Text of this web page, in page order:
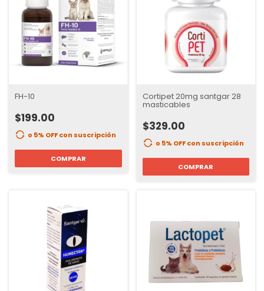
FH-10
$199.00
o 5% OFFcon suscripción
COMPRAR
Cortipet 20mg santgar 28
masticables
$329.00
o 5% OFFcon suscripción
COMPRAR